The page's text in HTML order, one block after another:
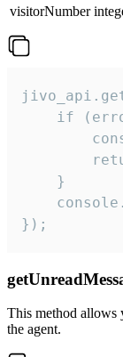
visitorNumber
if
    }
});
This method allows
the agent.